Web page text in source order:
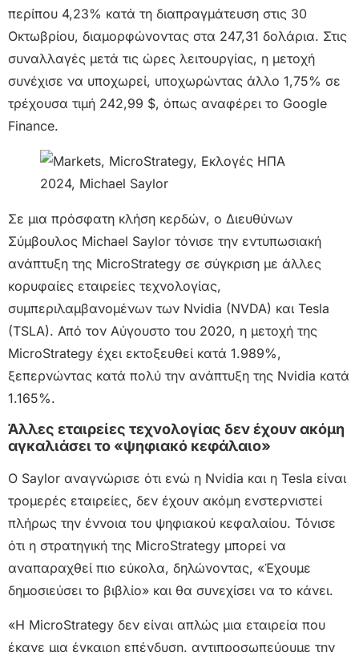
περίπου 4,23% κατά τη διαπραγμάτευση στις 30
Οκτωβρίου, διαμορφώνοντας στα 247,31 δολάρια. Στις
συναλλαγές μετά τις ώρες λειτουργίας, η μετοχή
συνέχισε να υποχωρεί, υποχωρώντας άλλο 1,75% σε
τρέχουσα τιμή 242,99 $, όπως αναφέρει το Google
Finance.
Σε μια πρόσφατη κλήση κερδών, ο Διευθύνων
Σύμβουλος Michael Saylor τόνισε την εντυπωσιακή
ανάπτυξη της MicroStrategy σε σύγκριση με άλλες
κορυφαίες εταιρείες τεχνολογίας,
συμπεριλαμβανομένων των Nvidia (NVDA) και Tesla
(TSLA). Από τον Αύγουστο του 2020, η μετοχή της
MicroStrategy έχει εκτοξευθεί κατά 1.989%,
ξεπερνώντας κατά πολύ την ανάπτυξη της Nvidia κατά
1.165%.
Άλλες εταιρείες τεχνολογίας δεν έχουν ακόμη
αγκαλιάσει το «ψηφιακό κεφάλαιο»
Ο Saylor αναγνώρισε ότι ενώ η Nvidia και η Tesla είναι
τρομερές εταιρείες, δεν έχουν ακόμη ενστερνιστεί
πλήρως την έννοια του ψηφιακού κεφαλαίου. Τόνισε
ότι η στρατηγική της MicroStrategy μπορεί να
αναπαραχθεί πιο εύκολα, δηλώνοντας, «Έχουμε
δημοσιεύσει το βιβλίο» και θα συνεχίσει να το κάνει.
«Η MicroStrategy δεν είναι απλώς μια εταιρεία που
έκανε μια έγκαιρη επένδυση. αντιπροσωπεύουμε την